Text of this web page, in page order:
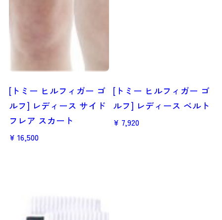
[トミー ヒルフィガー ゴ
ルフ] レディース サイド
フレア スカート
16,500
[トミー ヒルフィガー ゴ
ルフ] レディース ベルト
7,920